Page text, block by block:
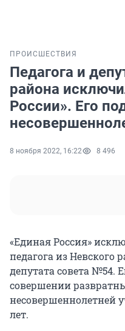
ПРОИСШЕСТВИЯ
Педагога и
района
России». Его
8 ноября 2022, 16:22 8 496
«Единая Россия»
педагога из Невского
депутата совета №54.
совершении
несовершеннолетней
лет.